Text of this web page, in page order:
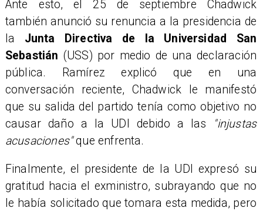
Ante esto, el 25 de septiembre Chadwick
también anunció su renuncia a la presidencia de
la Junta Directiva de la Universidad San
Sebastián (USS) por medio de una declaración
pública. Ramírez explicó que en una
conversación reciente, Chadwick le manifestó
que su salida del partido tenía como objetivo no
causar daño a la UDI debido a las
"injustas
acusaciones"que enfrenta.
Finalmente, el presidente de la UDI expresó su
gratitud hacia el exministro, subrayando que no
le había solicitado que tomara esta medida, pero